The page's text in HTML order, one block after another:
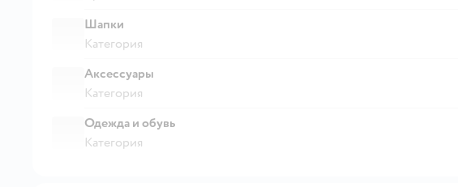
Шапки
Категория
Аксессуары
Категория
Одежда и обувь
Категория